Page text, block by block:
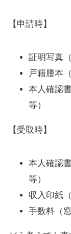
【申請時】
証明写真
戸籍謄本
本人確認
等）
【受取時】
本人確認
等）
収入印紙
手数料（